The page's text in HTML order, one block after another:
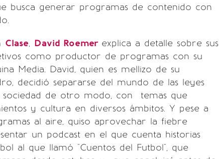
busca generar programas de contenido con
Clase, David Roemer explica a detalle sobre sus
como productor de programas con su
Media. David, quien es mellizo de su
decidió separarse del mundo de las leyes
de otro modo, con temas que
y cultura en diversos ámbitos. Y pese a
al aire, quiso aprovechar la fiebre
un podcast en el que cuenta historias
al que llamó "Cuentos del Futbol", que